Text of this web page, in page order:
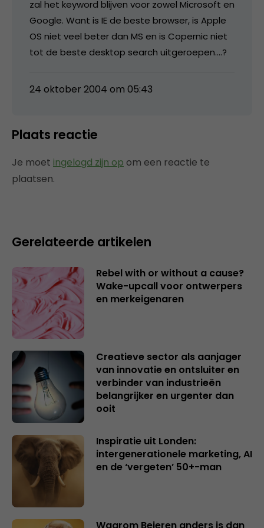
zal het keyword blijven voor zowel Microsoft en
Google. Want is IE de beste browser, is Apple
OS niet veel beter dan MS en is Copernic niet
tot de beste desktop search uitgeroepen….?
24 oktober 2004 om 05:43
Plaats reactie
Je moet ingelogd zijn op om een reactie te
plaatsen.
Gerelateerde artikelen
Rebel with or without a cause?
Wake-upcall voor ontwerpers
en merkeigenaren
Creatieve sector als aanjager
van innovatie en ontsluiter en
verbinder van industrieën
belangrijker en urgenter dan
ooit
Inspiratie uit Londen:
intergenerationele marketing, AI
en de ‘vergeten’ 50+-man
Waarom Beieren anders is dan